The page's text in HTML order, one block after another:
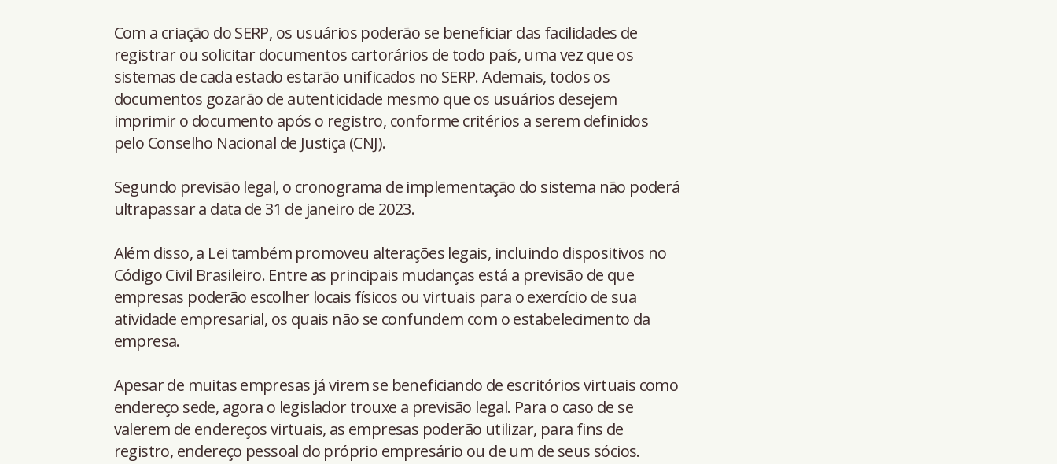
Com a criação do SERP, os usuários poderão se beneficiar das facilidades de
registrar ou solicitar documentos cartorários de todo país, uma vez que os
sistemas de cada estado estarão unificados no SERP. Ademais, todos os
documentos gozarão de autenticidade mesmo que os usuários desejem
imprimir o documento após o registro, conforme critérios a serem definidos
pelo Conselho Nacional de Justiça (CNJ).
Segundo previsão legal, o cronograma de implementação do sistema não poderá
ultrapassar a data de 31 de janeiro de 2023.
Além disso, a Lei também promoveu alterações legais, incluindo dispositivos no
Código Civil Brasileiro. Entre as principais mudanças está a previsão de que
empresas poderão escolher locais físicos ou virtuais para o exercício de sua
atividade empresarial, os quais não se confundem com o estabelecimento da
empresa.
Apesar de muitas empresas já virem se beneficiando de escritórios virtuais como
endereço sede, agora o legislador trouxe a previsão legal. Para o caso de se
valerem de endereços virtuais, as empresas poderão utilizar, para fins de
registro, endereço pessoal do próprio empresário ou de um de seus sócios.